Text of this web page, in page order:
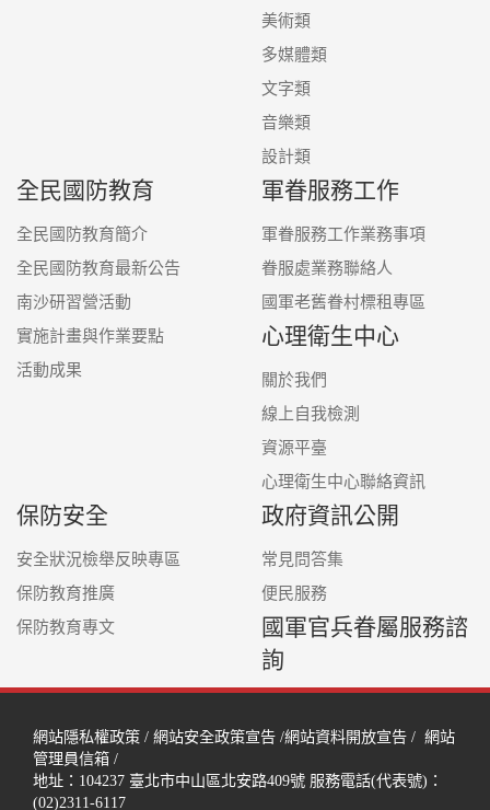
美術類
多媒體類
文字類
音樂類
設計類
全民國防教育
全民國防教育簡介
全民國防教育最新公告
南沙研習營活動
實施計畫與作業要點
活動成果
軍眷服務工作
軍眷服務工作業務事項
眷服處業務聯絡人
國軍老舊眷村標租專區
心理衛生中心
關於我們
線上自我檢測
資源平臺
心理衛生中心聯絡資訊
保防安全
安全狀況檢舉反映專區
保防教育推廣
保防教育專文
政府資訊公開
常見問答集
便民服務
國軍官兵眷屬服務諮
詢
網站隱私權政策 / 網站安全政策宣告 /網站資料開放宣告 / 網站
管理員信箱 /
地址：104237 臺北市中山區北安路409號 服務電話(代表號)：
(02)2311-6117